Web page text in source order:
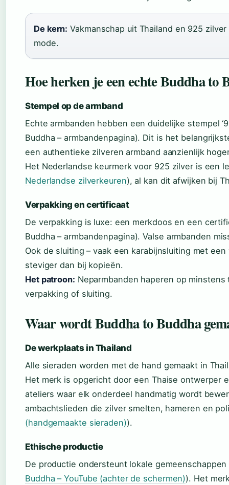
De kern: Vakmanschap uit Thailand en 925
mode.
Hoe herken je een echte Buddha to
Stempel op de armband
Echte armbanden hebben een duidelijke stempel
Buddha – armbandenpagina). Dit is het
een authentieke zilveren armband aanzienlijk
Het Nederlandse keurmerk voor 925 zilver is een
Nederlandse zilverkeuren), al kan dit afwijken bij
Verpakking en certificaat
De verpakking is luxe: een merkdoos en een
Buddha – armbandenpagina). Valse armbanden
Ook de sluiting – vaak een karabijnsluiting met
steviger dan bij kopieën.
Het patroon: Neparmbanden haperen op
verpakking of sluiting.
Waar wordt Buddha to Buddha
De werkplaats in Thailand
Alle sieraden worden met de hand gemaakt in
Het merk is opgericht door een Thaise ontwerper
ateliers waar elk onderdeel handmatig wordt
ambachtslieden die zilver smelten, hameren en
(handgemaakte sieraden)).
Ethische productie
De productie ondersteunt lokale
Buddha – YouTube (achter de schermen)). Het